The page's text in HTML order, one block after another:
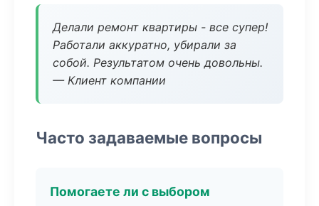
Делали ремонт квартиры - все супер!
Работали аккуратно, убирали за
собой. Результатом очень довольны.
— Клиент компании
Часто задаваемые вопросы
Помогаете ли с выбором